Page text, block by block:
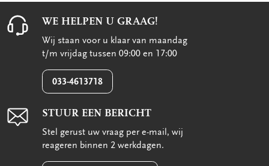
WE HELPEN U GRAAG!
Wij staan voor u klaar van maandag
t/m vrijdag tussen 09:00 en 17:00
033-4613718
STUUR EEN BERICHT
Stel gerust uw vraag per e-mail, wij
reageren binnen 2 werkdagen.